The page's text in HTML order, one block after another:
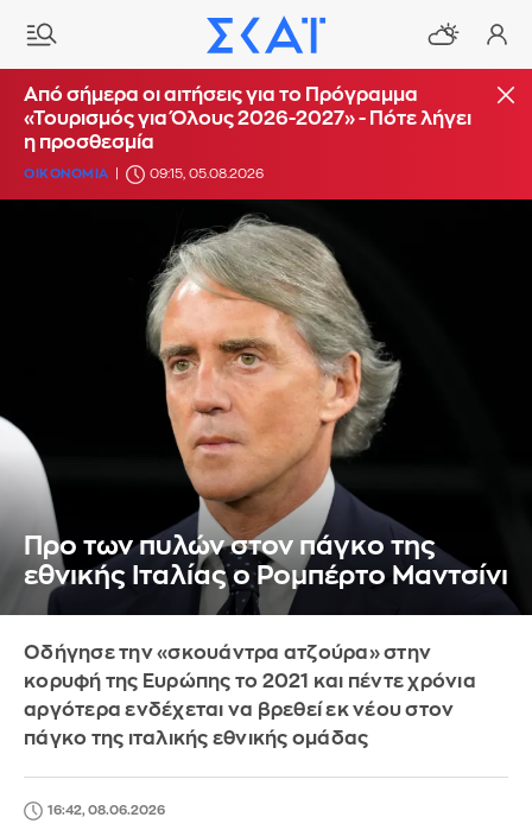
Από σήμερα οι αιτήσεις για το Πρόγραμμα
«Τουρισμός για Όλους 2026-2027» - Πότε λήγει
η προσθεσμία
ΟΙΚΟΝΟΜΙΑ 09:15, 05.08.2026
Προ των πυλών στον πάγκο της
εθνικής Ιταλίας ο Ρομπέρτο Μαντσίνι
Οδήγησε την «σκουάντρα ατζούρα» στην
κορυφή της Ευρώπης το 2021 και πέντε χρόνια
αργότερα ενδέχεται να βρεθεί εκ νέου στον
πάγκο της ιταλικής εθνικής ομάδας
16:42, 08.06.2026